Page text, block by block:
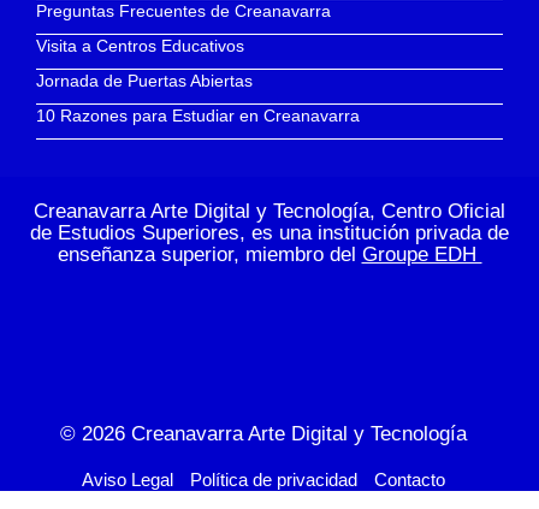
Preguntas Frecuentes de Creanavarra
Visita a Centros Educativos
Jornada de Puertas Abiertas
10 Razones para Estudiar en Creanavarra
Creanavarra Arte Digital y Tecnología, Centro Oficial
de Estudios Superiores, es una institución privada de
enseñanza superior, miembro del Groupe EDH
© 2026 Creanavarra Arte Digital y Tecnología
Aviso Legal Política de privacidad Contacto